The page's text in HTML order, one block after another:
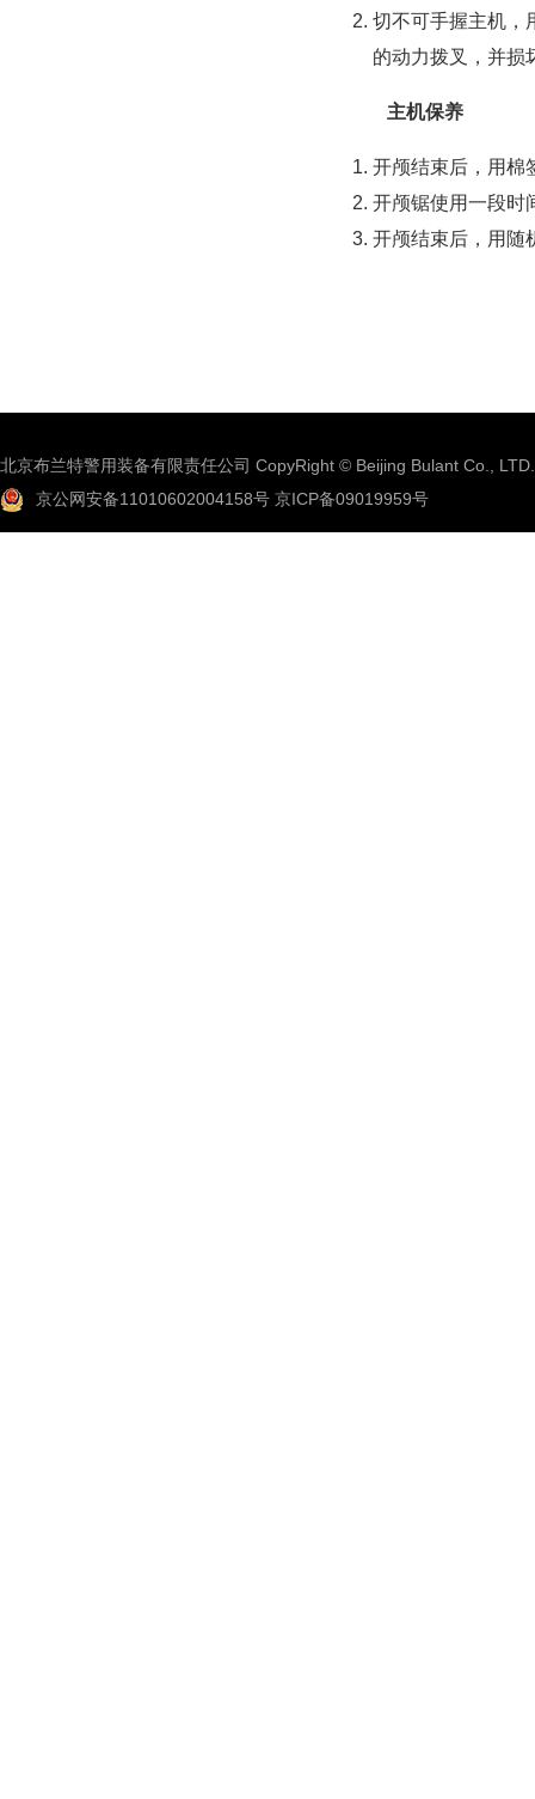
切不可手握主机，
的动力拨叉，并损
主机保养
开颅结束后，用棉
开颅锯使用一段时
开颅结束后，用随
北京布兰特警用装备有限责任公司 CopyRight © Beijing Bulant Co., LTD.
京公网安备11010602004158号 京ICP备09019959号